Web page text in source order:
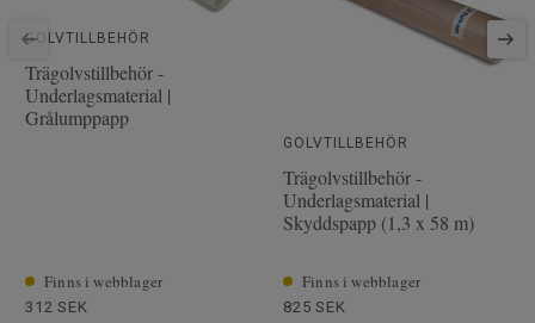
Längd
Tjocklek slitskikt
19.4 cm
GOLVTILLBEHÖR
Trägolvstillbehör -
Underlagsmaterial |
Grålumppapp
Finns i webblager
312 SEK
GOLVTILLBEHÖR
Trägolvstillbehör -
Underlagsmaterial |
Skyddspapp (1,3 x 58 m)
Finns i webblager
825 SEK